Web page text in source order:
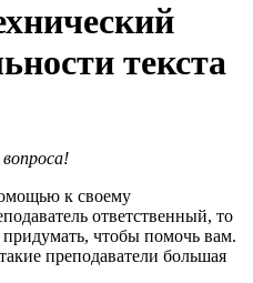
текста
к своему
ответственный, то
чтобы помочь вам.
преподаватели большая